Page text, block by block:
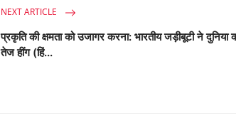
NEXT ARTICLE
प्रकृति की क्षमता को उजागर करना: भारतीय जड़ीबूटी ने दुनिया
तेज हींग (हिं...